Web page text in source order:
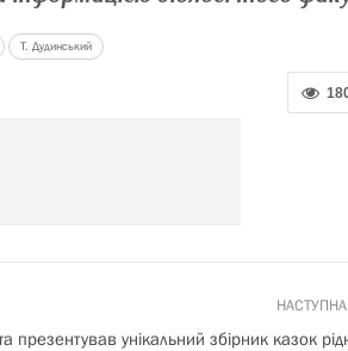
Т. Дудинський
презентував унікальний збірник казок